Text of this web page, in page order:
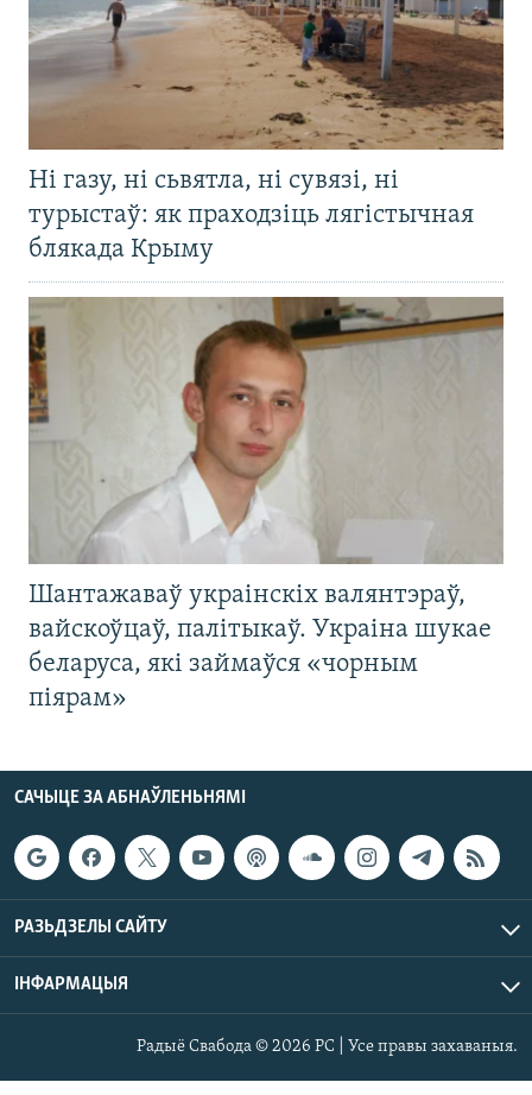
Ні газу, ні сьвятла, ні сувязі, ні
турыстаў: як праходзіць лягістычная
блякада Крыму
Шантажаваў украінскіх валянтэраў,
вайскоўцаў, палітыкаў. Украіна шукае
беларуса, які займаўся «чорным
піярам»
САЧЫЦЕ ЗА АБНАЎЛЕНЬНЯМІ
РАЗЬДЗЕЛЫ САЙТУ
ІНФАРМАЦЫЯ
Радыё Свабода © 2026 РС | Усе правы захаваныя.